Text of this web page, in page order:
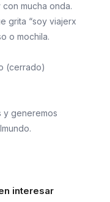
mucha onda.
grita “soy viajerx
o mochila.
(cerrado)
y generemos
interesar